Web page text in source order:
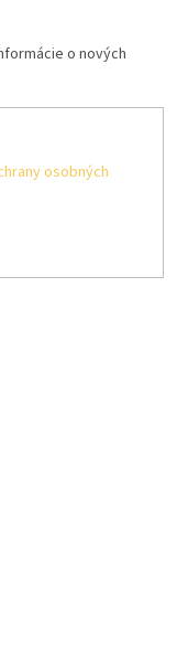
o nových
osobných